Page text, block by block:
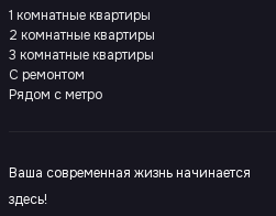
1 комнатные квартиры
2 комнатные квартиры
3 комнатные квартиры
С ремонтом
Рядом с метро
Ваша современная жизнь начинается
здесь!